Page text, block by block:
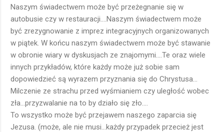
Naszym świadectwem może być przeżegnanie się w
autobusie czy w restauracji....Naszym świadectwem może
być zrezygnowanie z imprez integracyjnych organizowanych
w piątek. W końcu naszym świadectwem może być stawanie
w obronie wiary w dyskusjach ze znajomymi....Te oraz wiele
innych przykładów, które każdy może już sobie sam
dopowiedzieć są wyrazem przyznania się do Chrystusa...
Milczenie ze strachu przed wyśmianiem czy uległość wobec
zła...przyzwalanie na to by działo się zło....
To wszystko może być przejawem naszego zaparcia się
Jezusa. (może, ale nie musi...każdy przypadek przecież jest